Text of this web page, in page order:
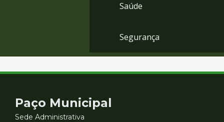
Saúde
Segurança
Contato
Paço Municipal
Sede Administrativa